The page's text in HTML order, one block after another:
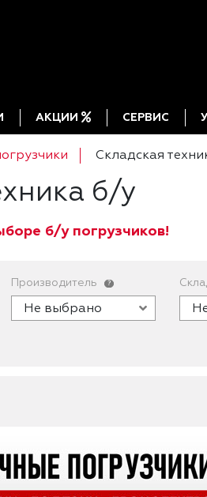
АКЦИИ СЕРВИС
Складская
б/у
б/у погрузчиков!
Производитель ?
Не выбрано